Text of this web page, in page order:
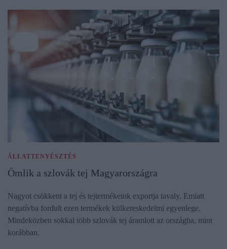
ÁLLATTENYÉSZTÉS
Ömlik a szlovák tej Magyarországra
Nagyot csökkent a tej és tejtermékeink exportja tavaly. Emiatt
negatívba fordult ezen termékek külkereskedelmi egyenlege.
Mindeközben sokkal több szlovák tej áramlott az országba, mint
korábban.